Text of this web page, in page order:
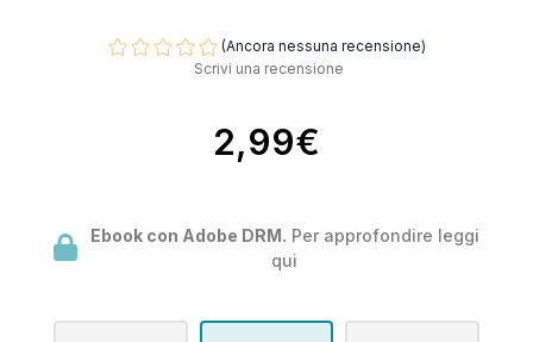
(Ancora nessuna recensione)
Scrivi una recensione
2,99€
Ebook con Adobe DRM. Per approfondire leggi
qui